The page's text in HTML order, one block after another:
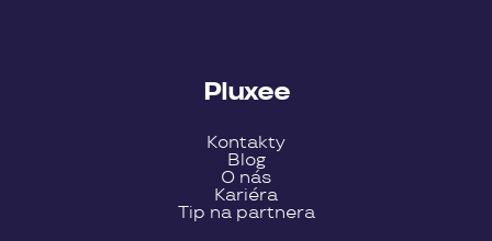
Pluxee
Kontakty
Blog
O nás
Kariéra
Tip na partnera